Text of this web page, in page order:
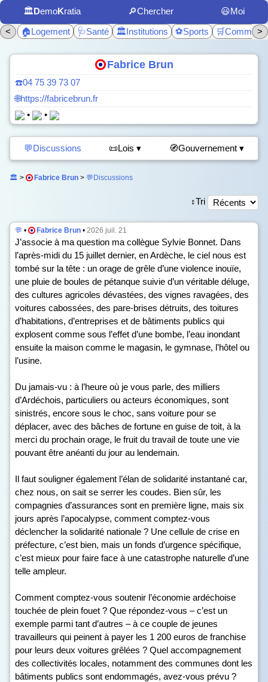
🏛️DemoKratia 🔎Chercher
😃Moi
<
🏠Logement 🩺Santé 🏛️Institutions ⚽Sports >
Fabrice Brun
☎️04 75 39 73 07
🌐https://fabricebrun.fr
•
•
💬Discussions 📜Lois ▾ 🧭Gouvernement ▾
🏛️ > Fabrice Brun > 💬Discussions
↕️Tri
💬 • Fabrice Brun • 2026 juil. 21
J’associe à ma question ma collègue Sylvie Bonnet. Dans
l’après-midi du 15 juillet dernier, en Ardèche, le ciel nous est
tombé sur la tête : un orage de grêle d’une violence inouïe,
une pluie de boules de pétanque suivie d’un véritable déluge,
des cultures agricoles dévastées, des vignes ravagées, des
voitures cabossées, des pare-brises détruits, des toitures
d’habitations, d’entreprises et de bâtiments publics qui
explosent comme sous l’effet d’une bombe, l’eau inondant
ensuite la maison comme le magasin, le gymnase, l’hôtel ou
l’usine.
Du jamais-vu : à l’heure où je vous parle, des milliers
d’Ardéchois, particuliers ou acteurs économiques, sont
sinistrés, encore sous le choc, sans voiture pour se
déplacer, avec des bâches de fortune en guise de toit, à la
merci du prochain orage, le fruit du travail de toute une vie
pouvant être anéanti du jour au lendemain.
Il faut souligner également l’élan de solidarité instantané car,
chez nous, on sait se serrer les coudes. Bien sûr, les
compagnies d’assurances sont en première ligne, mais six
jours après l’apocalypse, comment comptez-vous
déclencher la solidarité nationale ? Une cellule de crise en
préfecture, c’est bien, mais un fonds d’urgence spécifique,
c’est mieux pour faire face à une catastrophe naturelle d’une
telle ampleur.
Comment comptez-vous soutenir l’économie ardéchoise
touchée de plein fouet ? Que répondez-vous – c’est un
exemple parmi tant d’autres – à ce couple de jeunes
travailleurs qui peinent à payer les 1 200 euros de franchise
pour leurs deux voitures grêlées ? Quel accompagnement
des collectivités locales, notamment des communes dont les
bâtiments publics sont endommagés, avez-vous prévu ?